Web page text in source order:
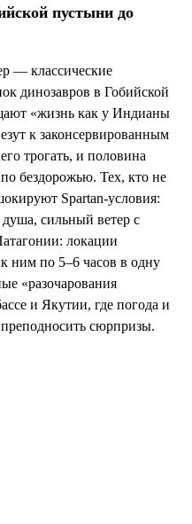
пустыни до
— классические
динозавров в Гобийской
«жизнь как у Индианы
к законсервированным
трогать, и половина
бездорожью. Тех, кто не
Spartan‑условия:
сильный ветер с
локации
ним по 5–6 часов в одну
«разочарования
и Якутии, где погода и
сюрпризы.